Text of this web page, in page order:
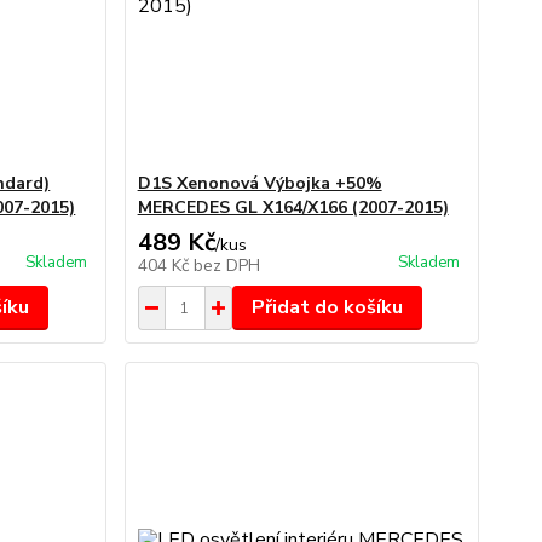
2015)
Skladem
D1S Xenonová Výbojka +50%
MERCEDES GL X164/X166 (2007-2015)
489 Kč/kus
404 Kč bez DPH Skladem
Přidat do košíku